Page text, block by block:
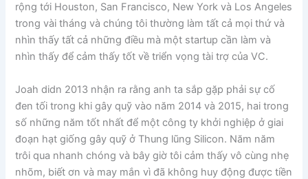
rộng tới Houston, San Francisco, New York và Los Angeles
trong vài tháng và chúng tôi thường làm tất cả mọi thứ và
nhìn thấy tất cả những điều mà một startup cần làm và
nhìn thấy để cảm thấy tốt về triển vọng tài trợ của VC.
Joah didn 2013 nhận ra rằng anh ta sắp gặp phải sự cố
đen tối trong khi gây quỹ vào năm 2014 và 2015, hai trong
số những năm tốt nhất để một công ty khởi nghiệp ở giai
đoạn hạt giống gây quỹ ở Thung lũng Silicon. Năm năm
trôi qua nhanh chóng và bây giờ tôi cảm thấy vô cùng nhẹ
nhõm, biết ơn và may mắn vì đã không huy động được tiền